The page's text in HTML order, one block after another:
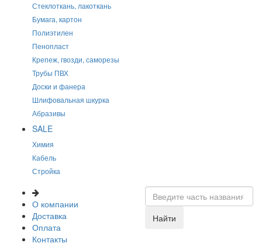
Стеклоткань, лакоткань
Бумага, картон
Полиэтилен
Пенопласт
Крепеж, гвозди, саморезы
Трубы ПВХ
Доски и фанера
Шлифовальная шкурка
Абразивы
SALE
Химия
Кабель
Стройка
О компании
Доставка
Оплата
Контакты
Найти